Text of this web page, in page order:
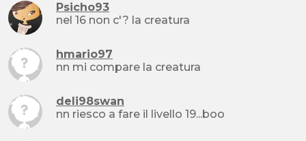
Psicho93
nel 16 non c'? la creatura
hmario97
nn mi compare la creatura
deli98swan
nn riesco a fare il livello 19...boo